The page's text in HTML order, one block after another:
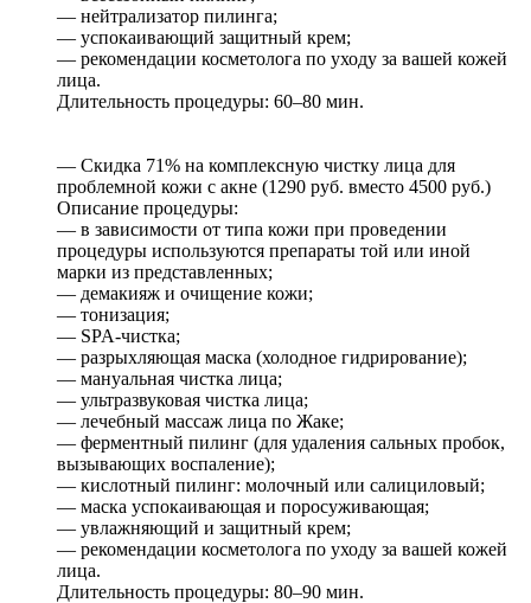
— нейтрализатор пилинга;
— успокаивающий защитный крем;
— рекомендации косметолога по уходу за вашей кожей
лица.
Длительность процедуры: 60–80 мин.
— Скидка 71% на комплексную чистку лица для
проблемной кожи с акне (1290 руб. вместо 4500 руб.)
Описание процедуры:
— в зависимости от типа кожи при проведении
процедуры используются препараты той или иной
марки из представленных;
— демакияж и очищение кожи;
— тонизация;
— SPA-чистка;
— разрыхляющая маска (холодное гидрирование);
— мануальная чистка лица;
— ультразвуковая чистка лица;
— лечебный массаж лица по Жаке;
— ферментный пилинг (для удаления сальных пробок,
вызывающих воспаление);
— кислотный пилинг: молочный или салициловый;
— маска успокаивающая и поросуживающая;
— увлажняющий и защитный крем;
— рекомендации косметолога по уходу за вашей кожей
лица.
Длительность процедуры: 80–90 мин.